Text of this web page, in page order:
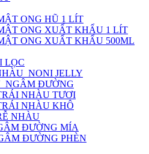
ONG HŨ 1 LÍT
ONG XUẤT KHẨU 1 LÍT
ONG XUẤT KHẨU 500ML
LỌC
JELLY
ĐƯỜNG
NHÀU TƯƠI
NHÀU KHÔ
NHÀU
ĐƯỜNG MÍA
ĐƯỜNG PHÈN